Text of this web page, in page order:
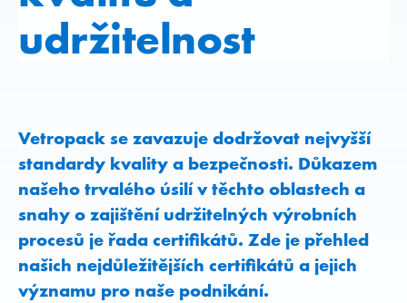
udržitelnost
Vetropack se zavazuje dodržovat nejvyšší
standardy kvality a bezpečnosti. Důkazem
našeho trvalého úsilí v těchto oblastech a
snahy o zajištění udržitelných výrobních
procesů je řada certifikátů. Zde je přehled
našich nejdůležitějších certifikátů a jejich
významu pro naše podnikání.